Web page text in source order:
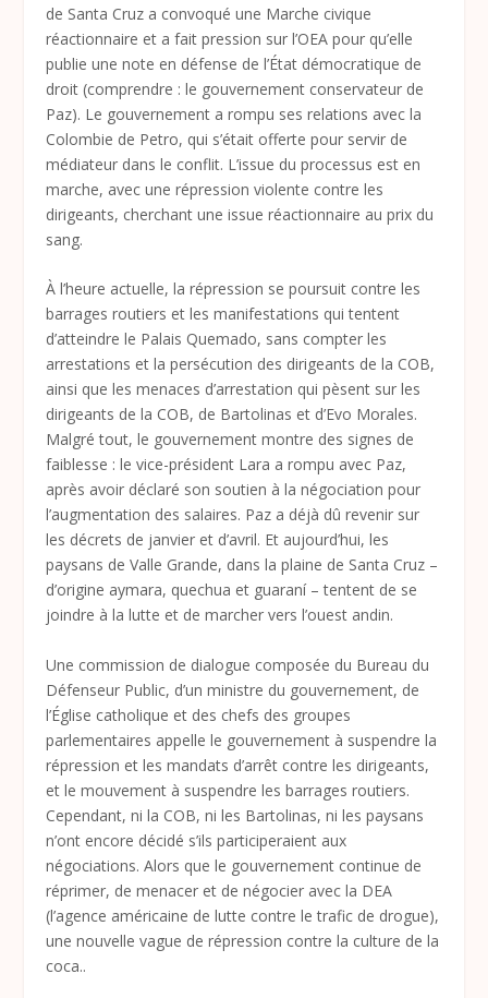
de Santa Cruz a convoqué une Marche civique
réactionnaire et a fait pression sur l’OEA pour qu’elle
publie une note en défense de l’État démocratique de
droit (comprendre : le gouvernement conservateur de
Paz). Le gouvernement a rompu ses relations avec la
Colombie de Petro, qui s’était offerte pour servir de
médiateur dans le conflit. L’issue du processus est en
marche, avec une répression violente contre les
dirigeants, cherchant une issue réactionnaire au prix du
sang.
À l’heure actuelle, la répression se poursuit contre les
barrages routiers et les manifestations qui tentent
d’atteindre le Palais Quemado, sans compter les
arrestations et la persécution des dirigeants de la COB,
ainsi que les menaces d’arrestation qui pèsent sur les
dirigeants de la COB, de Bartolinas et d’Evo Morales.
Malgré tout, le gouvernement montre des signes de
faiblesse : le vice-président Lara a rompu avec Paz,
après avoir déclaré son soutien à la négociation pour
l’augmentation des salaires. Paz a déjà dû revenir sur
les décrets de janvier et d’avril. Et aujourd’hui, les
paysans de Valle Grande, dans la plaine de Santa Cruz –
d’origine aymara, quechua et guaraní – tentent de se
joindre à la lutte et de marcher vers l’ouest andin.
Une commission de dialogue composée du Bureau du
Défenseur Public, d’un ministre du gouvernement, de
l’Église catholique et des chefs des groupes
parlementaires appelle le gouvernement à suspendre la
répression et les mandats d’arrêt contre les dirigeants,
et le mouvement à suspendre les barrages routiers.
Cependant, ni la COB, ni les Bartolinas, ni les paysans
n’ont encore décidé s’ils participeraient aux
négociations. Alors que le gouvernement continue de
réprimer, de menacer et de négocier avec la DEA
(l’agence américaine de lutte contre le trafic de drogue),
une nouvelle vague de répression contre la culture de la
coca..